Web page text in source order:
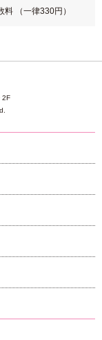
（一律330円）
2F